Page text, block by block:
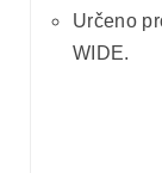
Určeno
WIDE.